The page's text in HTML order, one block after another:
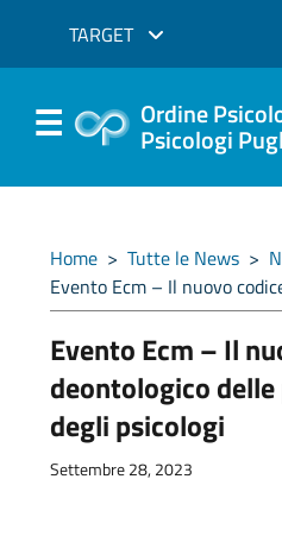
TARGET
Ordine
Psicologi
Home > Tutte le News >
Evento Ecm – Il nuovo
Evento Ecm – Il
deontologico
degli psicologi
Settembre 28, 2023